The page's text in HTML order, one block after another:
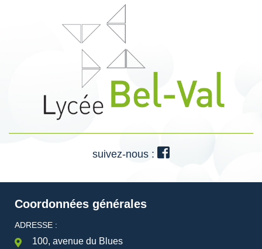
suivez-nous :
Coordonnées générales
ADRESSE :
100, avenue du Blues